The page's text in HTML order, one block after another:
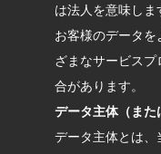
は法人を意味しま
お客様のデータを
ざまなサービス
合があります。
データ主体（また
データ主体とは、